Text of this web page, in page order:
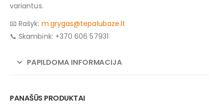
variantus.
📧 Rašyk: m.grygas@tepalubaze.lt
📞 Skambink: +370 606 57931
PAPILDOMA INFORMACIJA
PANAŠŪS PRODUKTAI